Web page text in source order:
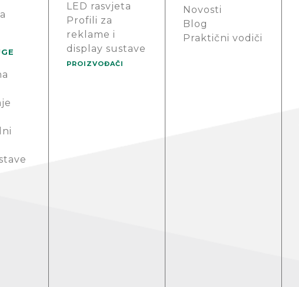
LED rasvjeta
Profili za
reklame i
display sustave
PROIZVOĐAČI
Novosti
Blog
Praktični vodiči